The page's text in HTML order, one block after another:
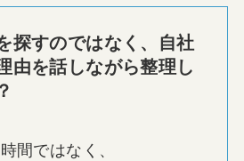
探すのではなく、自社
由を話しながら整理し
間ではなく、